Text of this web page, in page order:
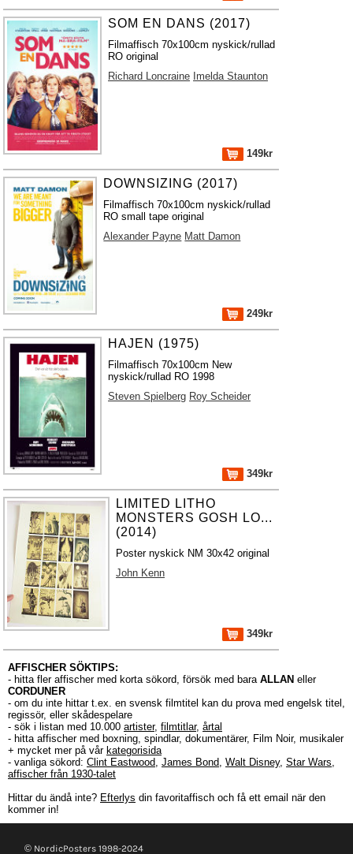
SOM EN DANS (2017)
Filmaffisch 70x100cm nyskick/rullad
RO original
Richard Loncraine Imelda Staunton
149kr
DOWNSIZING (2017)
Filmaffisch 70x100cm nyskick/rullad
RO small tape original
Alexander Payne Matt Damon
249kr
HAJEN (1975)
Filmaffisch 70x100cm New
nyskick/rullad RO 1998
Steven Spielberg Roy Scheider
349kr
LIMITED LITHO
MONSTERS GOSH LO...
(2014)
Poster nyskick NM 30x42 original
John Kenn
349kr
AFFISCHER SÖKTIPS:
- hitta fler affischer med korta sökord, försök med bara ALLAN eller
CORDUNER
- om du inte hittar t.ex. en svensk filmtitel kan du prova med engelsk titel,
regissör, eller skådespelare
- sök i listan med 10.000 artister, filmtitlar, årtal
- hitta affischer med boxning, spindlar, dokumentärer, Film Noir, musikaler
+ mycket mer på vår kategorisida
- vanliga sökord: Clint Eastwood, James Bond, Walt Disney, Star Wars,
affischer från 1930-talet
Hittar du ändå inte? Efterlys din favoritaffisch och få ett email när den
kommer in!
© NordicPosters 1998-2024